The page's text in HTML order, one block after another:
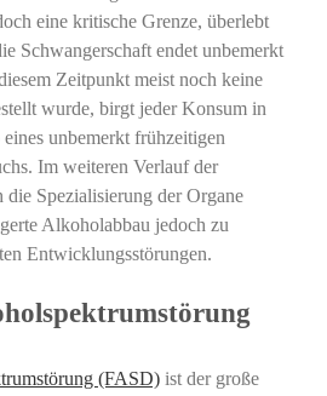
eine kritische Grenze, überlebt
Schwangerschaft endet unbemerkt
Zeitpunkt meist noch keine
wurde, birgt jeder Konsum in
unbemerkt frühzeitigen
Im weiteren Verlauf der
die Spezialisierung der Organe
Alkoholabbau jedoch zu
Entwicklungsstörungen.
(FASD) ist der große